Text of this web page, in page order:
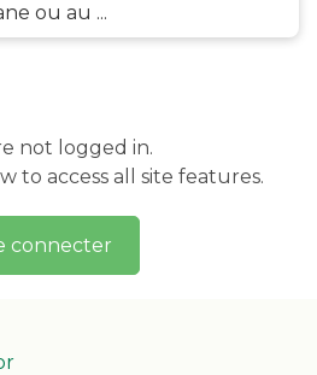
ou au ...
not logged in.
to access all site features.
connecter